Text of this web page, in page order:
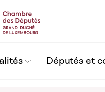
Députés et